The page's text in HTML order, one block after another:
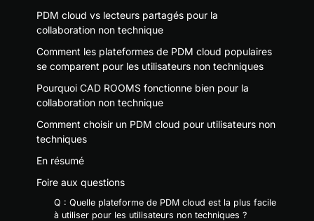
PDM cloud vs lecteurs partagés pour la
collaboration non technique
Comment les plateformes de PDM cloud populaires
se comparent pour les utilisateurs non techniques
Pourquoi CAD ROOMS fonctionne bien pour la
collaboration non technique
Comment choisir un PDM cloud pour utilisateurs non
techniques
En résumé
Foire aux questions
Q : Quelle plateforme de PDM cloud est la plus facile
à utiliser pour les utilisateurs non techniques ?